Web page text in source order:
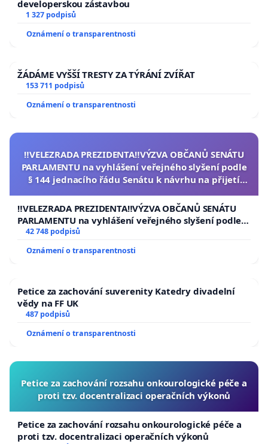
developerskou zástavbou
1 327 podpisů
Oznámení o transparentnosti
ŽÁDÁME VYŠŠÍ TRESTY ZA TÝRÁNÍ ZVÍŘAT
153 711 podpisů
Oznámení o transparentnosti
‼️VELEZRADA PREZIDENTA‼️VÝZVA OBČANŮ SENÁTU
PARLAMENTU na vyhlášení veřejného slyšení podle
§ 144 jednacího řádu Senátu k návrhu na přijetí
republiky
‼️VELEZRADA PREZIDENTA‼️VÝZVA OBČANŮ SENÁTU
PARLAMENTU na vyhlášení veřejného slyšení podle §
144 jednacího řádu Senátu k návrhu na přijetí
republiky
42 748 podpisů
Oznámení o transparentnosti
Petice za zachování suverenity Katedry divadelní
vědy na FF UK
487 podpisů
Oznámení o transparentnosti
Petice za zachování rozsahu onkourologické péče a
proti tzv. docentralizaci operačních výkonů
Petice za zachování rozsahu onkourologické péče a
proti tzv. docentralizaci operačních výkonů